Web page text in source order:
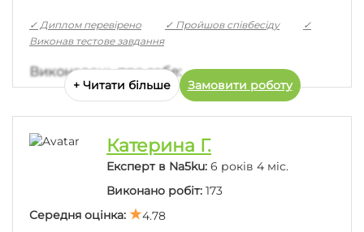
✓ Диплом перевірено ✓ Пройшов співбесіду
✓
Виконав тестове завдання
Виконавець про себе:
Магістр з менеджменту. Допомагаю у написанні
студентських наукових робіт з економічних,
правових та гуманітарних дисциплін протягом 20
років. За цей час успішно виконано більше 3000
унікальних проєктів. Робота над проєктами
побудована на принципах відповідальності та
професіоналізму, що дозволяє мені гарантувати
високу якість і дотримання встановлених
+ Читати більше Замовити роботу
Катерина Г.
Експерт в Na5ku: 6 років 4 міс.
Виконано робіт: 173
Середня оцінка:
4.78